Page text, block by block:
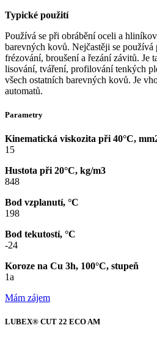
Typické použití
Používá se při obrábění oceli a
barevných kovů. Nejčastěji se používá
frézování, broušení a řezání závitů. Je
lisování, tváření, profilování tenkých
všech ostatních barevných kovů. Je
automatů.
Parametry
Kinematická viskozita při 40°C,
15
Hustota při 20°C, kg/m3
848
Bod vzplanutí, °C
198
Bod tekutostí, °C
-24
Koroze na Cu 3h, 100°C, stupeň
1a
Mám zájem
LUBEX® CUT 22 ECO AM